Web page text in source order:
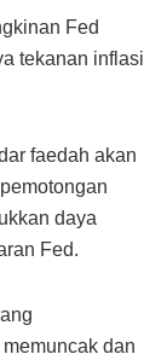
Fed
tekanan inflasi
faedah akan
daya
Fed.
dan